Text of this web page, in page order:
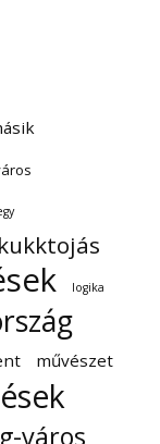
logika
művészet
város